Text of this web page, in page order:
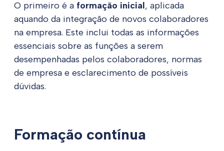
O primeiro é a formação inicial, aplicada
aquando da integração de novos colaboradores
na empresa. Este inclui todas as informações
essenciais sobre as funções a serem
desempenhadas pelos colaboradores, normas
de empresa e esclarecimento de possíveis
dúvidas.
Formação contínua